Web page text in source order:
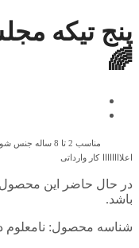
پنج تیکه
🌈
مناسب 2 تا 8 ساله جنس
اعلاااااااا کار وارداتی
در حال حاضر این
باشد.
شناسه محصول: نامعلوم